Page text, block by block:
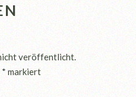
veröffentlicht.
* markiert